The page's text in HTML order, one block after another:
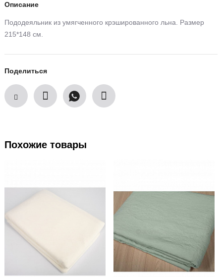
Описание
Пододеяльник из умягченного крэшированного льна. Размер
215*148 см.
Поделиться
Похожие товары